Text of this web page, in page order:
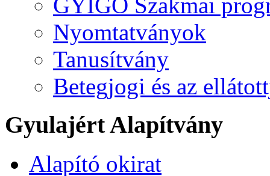
Nyomtatványok
Tanusítvány
Betegjogi és az
Gyulajért Alapítvány
Alapító okirat